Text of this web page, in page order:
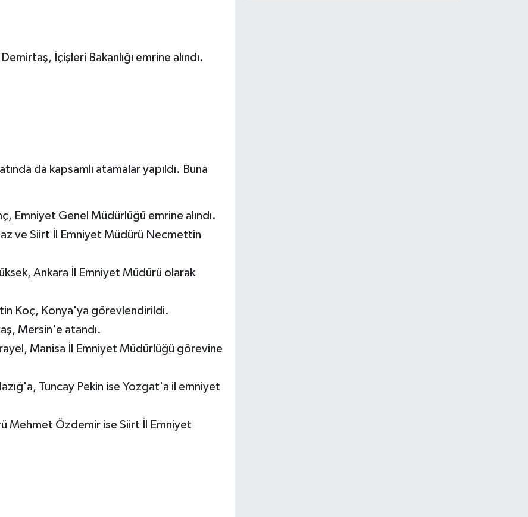
İçişleri Bakanlığı emrine alındı.
da kapsamlı atamalar yapıldı. Buna
Emniyet Genel Müdürlüğü emrine alındı.
ve Siirt İl Emniyet Müdürü Necmettin
Ankara İl Emniyet Müdürü olarak
Koç, Konya'ya görevlendirildi.
Mersin'e atandı.
Manisa İl Emniyet Müdürlüğü görevine
Tuncay Pekin ise Yozgat'a il emniyet
Mehmet Özdemir ise Siirt İl Emniyet